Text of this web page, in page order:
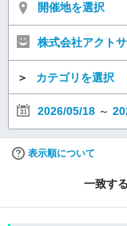
開催地を選択
株式会社アクト
＞ カテゴリを選択
2026/05/18 ～
表示順について
一致す